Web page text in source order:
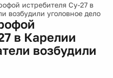
истребителя Су-27 в
возбудили уголовное дело
в Карелии
возбудили